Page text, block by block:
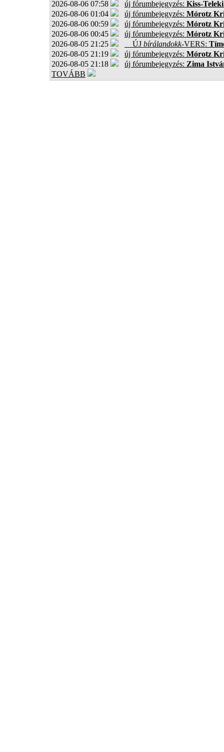
2026-08-06 07:58 új fórumbejegyzés: Kiss-
2026-08-06 01:04
új fórumbejegyzés: Mórotz
2026-08-06 00:59
új fórumbejegyzés: Mórotz
2026-08-06 00:45
új fórumbejegyzés: Mórotz
2026-08-05 21:25
ÚJ bírálandokk-VERS:
2026-08-05 21:19
új fórumbejegyzés: Mórotz
2026-08-05 21:18
új fórumbejegyzés: Zima
TOVÁBB